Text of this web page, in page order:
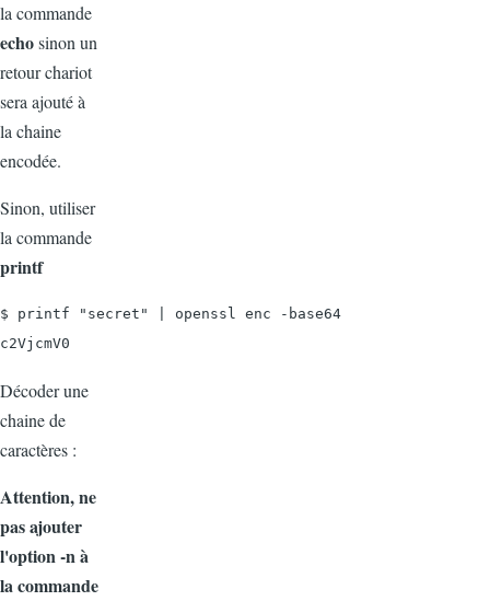
la commande
echosinon un
retour chariot
sera ajouté à
la chaine
encodée.
Sinon, utiliser
la commande
printf
$ printf "secret" | openssl enc -base64
c2VjcmV0
Décoder une
chaine de
caractères :
Attention, ne
pas ajouter
l'option -n à
la commande